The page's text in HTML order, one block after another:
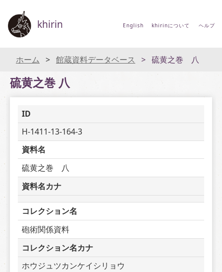
khirin English khirinについて ヘルプ
ホーム 館蔵資料データベース 硫黄之巻 八
硫黄之巻 八
ID
H-1411-13-164-3
資料名
硫黄之巻　八
資料名カナ
コレクション名
砲術関係資料
コレクション名カナ
ホウジュツカンケイシリョウ